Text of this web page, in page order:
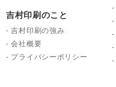
吉村印刷のこと
-吉村印刷の強み
-会社概要
- プライバシーポリシー
-
-
-
-
-